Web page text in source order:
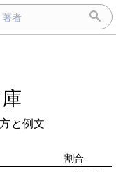
と例文
割合